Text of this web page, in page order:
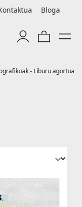
Bloga
- Liburu agortua